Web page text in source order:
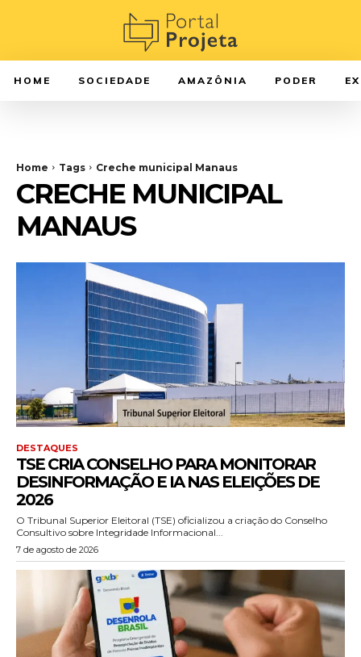
HOME SOCIEDADE AMAZÔNIA PODER
Home Tags Creche municipal Manaus
CRECHE MUNICIPAL
MANAUS
DESTAQUES
TSE CRIA CONSELHO PARA MONITORAR
DESINFORMAÇÃO E IA NAS ELEIÇÕES DE
2026
O Tribunal Superior Eleitoral (TSE) oficializou a criação do Conselho
Consultivo sobre Integridade Informacional...
7 de agosto de 2026